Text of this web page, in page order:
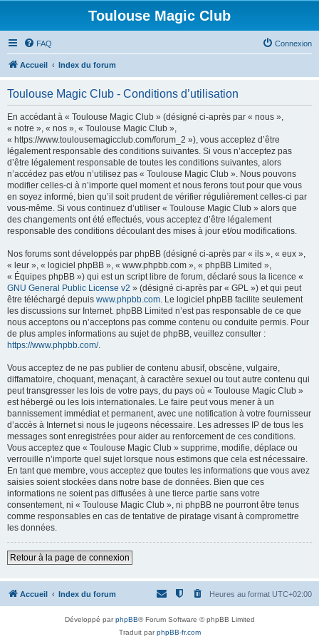
Toulouse Magic Club
FAQ Connexion
Accueil Index du forum
Toulouse Magic Club - Conditions d’utilisation
En accédant à « Toulouse Magic Club » (désigné ci-après par « nous »,
« notre », « nos », « Toulouse Magic Club »,
« https://www.toulousemagicclub.com/forum_2 »), vous acceptez d’être
légalement responsable des conditions suivantes. Si vous n’acceptez pas
d’être légalement responsable de toutes les conditions suivantes, alors
n’accédez pas et/ou n’utilisez pas « Toulouse Magic Club ». Nous pouvons
modifier celles-ci à n’importe quel moment et nous ferons tout pour que vous
en soyez informé, bien qu’il soit prudent de vérifier régulièrement celles-ci par
vous-même. Si vous continuez d’utiliser « Toulouse Magic Club » alors que
des changements ont été effectués, vous acceptez d’être légalement
responsable des conditions découlant des mises à jour et/ou modifications.
Nos forums sont développés par phpBB (désigné ci-après par « ils », « eux »,
« leur », « logiciel phpBB », « www.phpbb.com », « phpBB Limited »,
« Équipes phpBB ») qui est un script libre de forum, déclaré sous la licence «
GNU General Public License v2 » (désigné ci-après par « GPL ») et qui peut
être téléchargé depuis www.phpbb.com. Le logiciel phpBB facilite seulement
les discussions sur Internet. phpBB Limited n’est pas responsable de ce que
nous acceptons ou n’acceptons pas comme contenu ou conduite permis. Pour
de plus amples informations au sujet de phpBB, veuillez consulter :
https://www.phpbb.com/.
Vous acceptez de ne pas publier de contenu abusif, obscène, vulgaire,
diffamatoire, choquant, menaçant, à caractère sexuel ou tout autre contenu qui
peut transgresser les lois de votre pays, du pays où « Toulouse Magic Club »
est hébergé ou les lois internationales. Le faire peut vous mener à un
bannissement immédiat et permanent, avec une notification à votre fournisseur
d’accès à Internet si nous le jugeons nécessaire. Les adresses IP de tous les
messages sont enregistrées pour aider au renforcement de ces conditions.
Vous acceptez que « Toulouse Magic Club » supprime, modifie, déplace ou
verrouille n’importe quel sujet lorsque nous estimons que cela est nécessaire.
En tant que membre, vous acceptez que toutes les informations que vous avez
saisies soient stockées dans notre base de données. Bien que ces
informations ne soient pas diffusées à une tierce partie sans votre
consentement, ni « Toulouse Magic Club », ni phpBB ne pourront être tenus
comme responsables en cas de tentative de piratage visant à compromettre
les données.
Retour à la page de connexion
Accueil Index du forum Heures au format UTC+02:00
Développé parphpBB® Forum Software © phpBB Limited
Traduit parphpBB-fr.com